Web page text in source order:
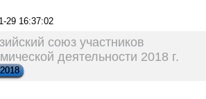
29 16:37:02
союз участников
деятельности 2018 г.